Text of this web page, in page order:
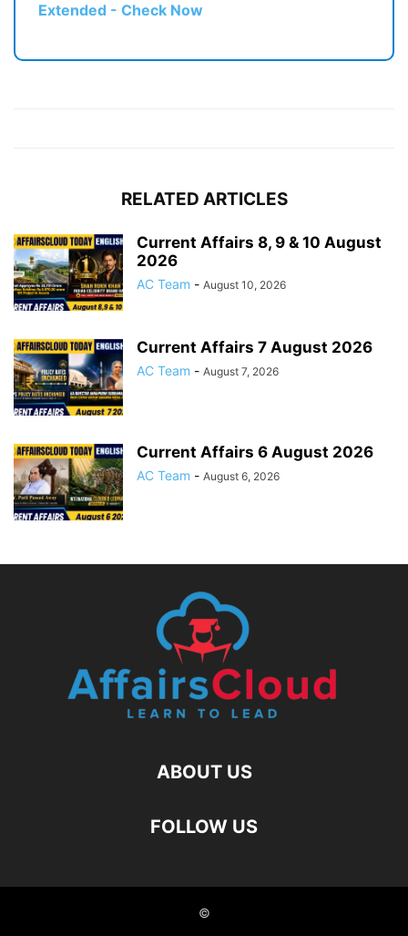
Extended - Check Now
RELATED ARTICLES
Current Affairs 8, 9 & 10 August
2026
AC Team - August 10, 2026
Current Affairs 7 August 2026
AC Team - August 7, 2026
Current Affairs 6 August 2026
AC Team - August 6, 2026
ABOUT US
FOLLOW US
©